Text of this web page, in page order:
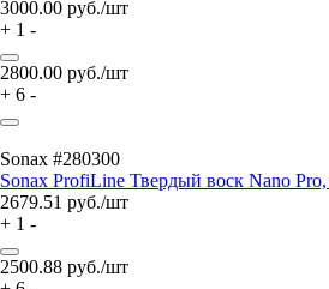
3000.00 руб./шт
+ 1 -
2800.00 руб./шт
+ 6 -
Sonax #280300
Sonax ProfiLine Твердый воск Nano
2679.51 руб./шт
+ 1 -
2500.88 руб./шт